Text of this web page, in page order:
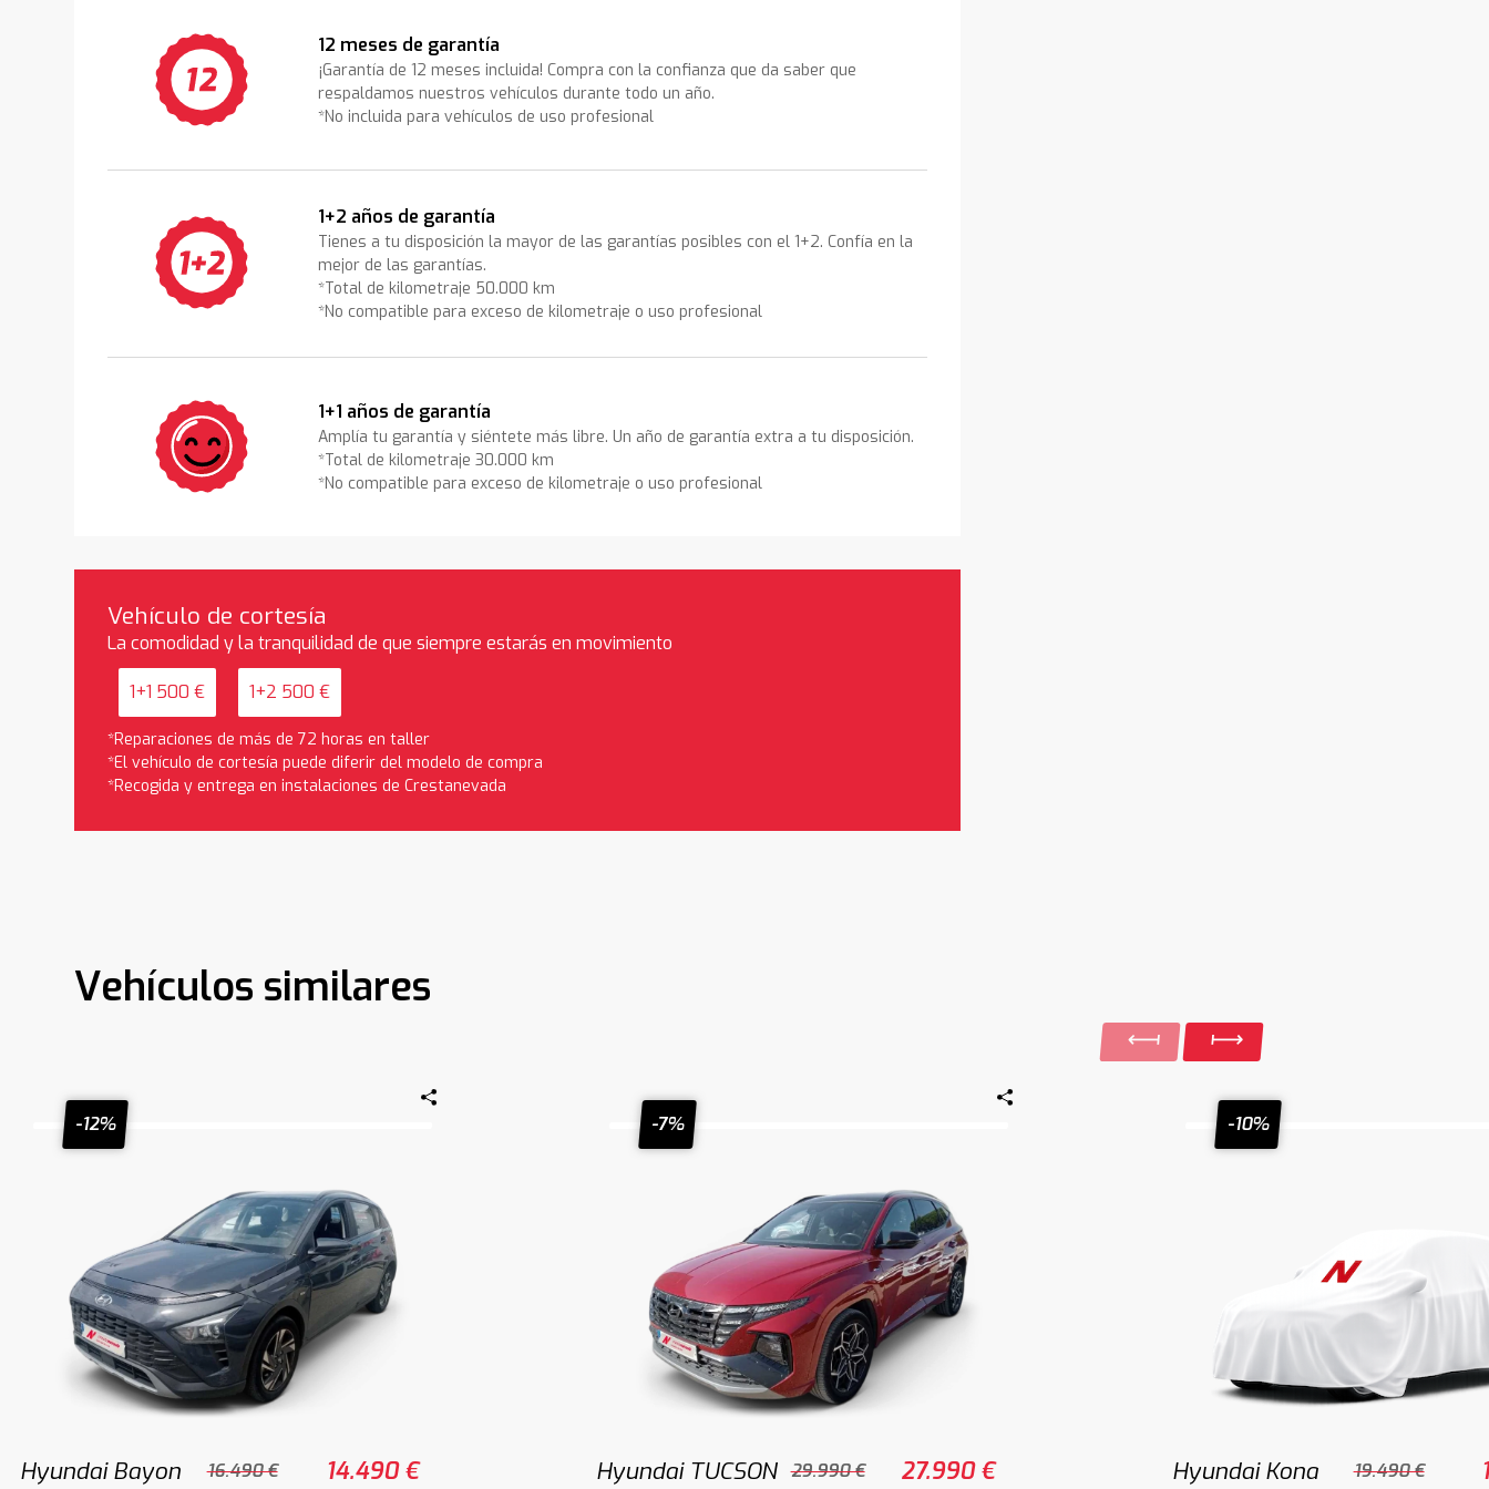
12 meses de garantía
¡Garantía de 12 meses incluida! Compra con la confianza que da saber que
respaldamos nuestros vehículos durante todo un año.
*No incluida para vehículos de uso profesional
1+2 años de garantía
Tienes a tu disposición la mayor de las garantías posibles con el 1+2. Confía en la
mejor de las garantías.
*Total de kilometraje 50.000 km
*No compatible para exceso de kilometraje o uso profesional
1+1 años de garantía
Amplía tu garantía y siéntete más libre. Un año de garantía extra a tu disposición.
*Total de kilometraje 30.000 km
*No compatible para exceso de kilometraje o uso profesional
Vehículo de cortesía
La comodidad y la tranquilidad de que siempre estarás en movimiento
1+1 500 € 1+2 500 €
*Reparaciones de más de 72 horas en taller
*El vehículo de cortesía puede diferir del modelo de compra
*Recogida y entrega en instalaciones de Crestanevada
Vehículos similares
-12%
Hyundai Bayon 16.490 € 14.490 €
-7%
Hyundai TUCSON 29.990 € 27.990 €
-10%
Hyundai Kona 19.490 €